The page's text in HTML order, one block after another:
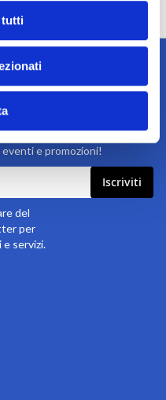
tutti
e promozioni!
Iscriviti
del
per
servizi.